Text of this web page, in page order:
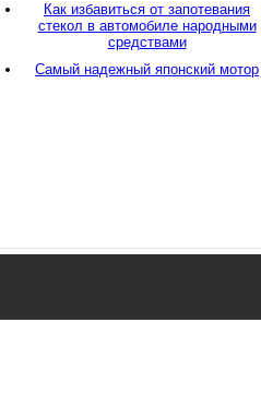
Как избавиться от запотевания
стекол в автомобиле народными
средствами
Самый надежный японский мотор